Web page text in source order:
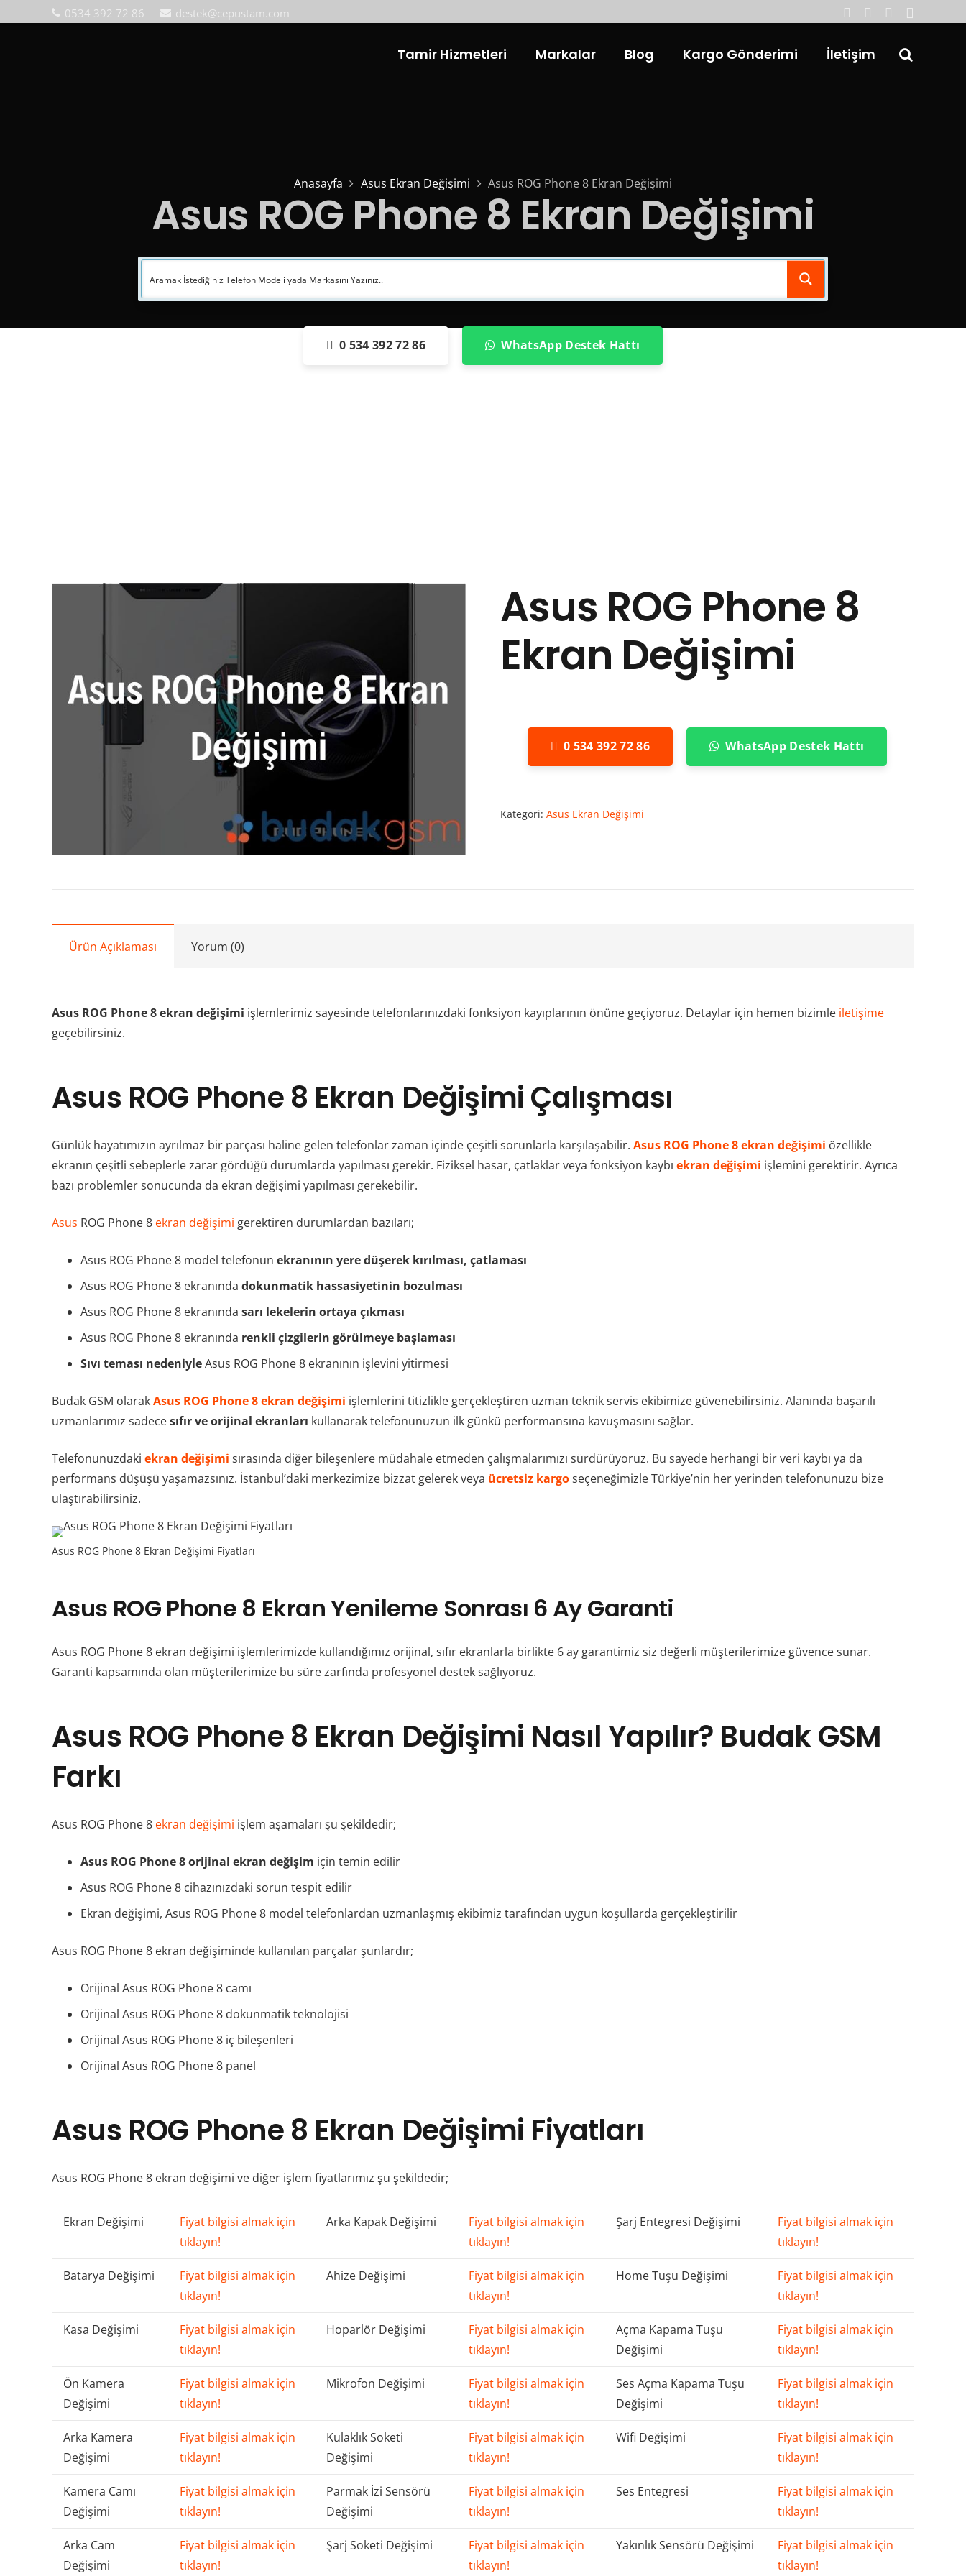
0534 392 72 86 destek@cepustam.com
Tamir Hizmetleri Markalar Blog Kargo Gönderimi İletişim
Anasayfa Asus Ekran Değişimi Asus ROG Phone 8 Ekran Değişimi
Asus ROG Phone 8 Ekran Değişimi
0 534 392 72 86 WhatsApp Destek Hattı
Asus ROG Phone 8
Ekran Değişimi
0 534 392 72 86 WhatsApp Destek Hattı
Kategori: Asus Ekran Değişimi
Ürün Açıklaması Yorum (0)
Asus ROG Phone 8 ekran değişimi işlemlerimiz sayesinde telefonlarınızdaki fonksiyon kayıplarının önüne geçiyoruz. Detaylar için hemen bizimle iletişime
geçebilirsiniz.
Asus ROG Phone 8 Ekran Değişimi Çalışması
Günlük hayatımızın ayrılmaz bir parçası haline gelen telefonlar zaman içinde çeşitli sorunlarla karşılaşabilir. Asus ROG Phone 8 ekran değişimi özellikle
ekranın çeşitli sebeplerle zarar gördüğü durumlarda yapılması gerekir. Fiziksel hasar, çatlaklar veya fonksiyon kaybı ekran değişimi işlemini gerektirir. Ayrıca
bazı problemler sonucunda da ekran değişimi yapılması gerekebilir.
Asus ROG Phone 8 ekran değişimi gerektiren durumlardan bazıları;
Asus ROG Phone 8 model telefonun ekranının yere düşerek kırılması, çatlaması
Asus ROG Phone 8 ekranında dokunmatik hassasiyetinin bozulması
Asus ROG Phone 8 ekranında sarı lekelerin ortaya çıkması
Asus ROG Phone 8 ekranında renkli çizgilerin görülmeye başlaması
Sıvı teması nedeniyleAsus ROG Phone 8 ekranının işlevini yitirmesi
Budak GSM olarakAsus ROG Phone 8 ekran değişimi işlemlerini titizlikle gerçekleştiren uzman teknik servis ekibimize güvenebilirsiniz. Alanında başarılı
uzmanlarımız sadecesıfır ve orijinal ekranları kullanarak telefonunuzun ilk günkü performansına kavuşmasını sağlar.
Telefonunuzdaki ekran değişimi sırasında diğer bileşenlere müdahale etmeden çalışmalarımızı sürdürüyoruz. Bu sayede herhangi bir veri kaybı ya da
performans düşüşü yaşamazsınız. İstanbul’daki merkezimize bizzat gelerek veya ücretsiz kargoseçeneğimizle Türkiye’nin her yerinden telefonunuzu bize
ulaştırabilirsiniz.
Asus ROG Phone 8 Ekran Değişimi Fiyatları
Asus ROG Phone 8 Ekran Yenileme Sonrası 6 Ay Garanti
Asus ROG Phone 8 ekran değişimi işlemlerimizde kullandığımız orijinal, sıfır ekranlarla birlikte 6 ay garantimiz siz değerli müşterilerimize güvence sunar.
Garanti kapsamında olan müşterilerimize bu süre zarfında profesyonel destek sağlıyoruz.
Asus ROG Phone 8 Ekran Değişimi Nasıl Yapılır? Budak GSM
Farkı
Asus ROG Phone 8 ekran değişimi işlem aşamaları şu şekildedir;
Asus ROG Phone 8 orijinal ekran değişim için temin edilir
Asus ROG Phone 8 cihazınızdaki sorun tespit edilir
Ekran değişimi, Asus ROG Phone 8 model telefonlardan uzmanlaşmış ekibimiz tarafından uygun koşullarda gerçekleştirilir
Asus ROG Phone 8 ekran değişiminde kullanılan parçalar şunlardır;
Orijinal Asus ROG Phone 8 camı
Orijinal Asus ROG Phone 8 dokunmatik teknolojisi
Orijinal Asus ROG Phone 8 iç bileşenleri
Orijinal Asus ROG Phone 8 panel
Asus ROG Phone 8 Ekran Değişimi Fiyatları
Asus ROG Phone 8 ekran değişimi ve diğer işlem fiyatlarımız şu şekildedir;
Ekran Değişimi
Fiyat bilgisi almak için
tıklayın!
Arka Kapak Değişimi
Fiyat bilgisi almak için
tıklayın!
Şarj Entegresi Değişimi
Fiyat bilgisi almak için
tıklayın!
Batarya Değişimi
Fiyat bilgisi almak için
tıklayın!
Ahize Değişimi
Fiyat bilgisi almak için
tıklayın!
Home Tuşu Değişimi
Fiyat bilgisi almak için
tıklayın!
Kasa Değişimi
Fiyat bilgisi almak için
tıklayın!
Hoparlör Değişimi
Fiyat bilgisi almak için
tıklayın!
Açma Kapama Tuşu
Değişimi
Fiyat bilgisi almak için
tıklayın!
Ön Kamera
Değişimi
Fiyat bilgisi almak için
tıklayın!
Mikrofon Değişimi
Fiyat bilgisi almak için
tıklayın!
Ses Açma Kapama Tuşu
Değişimi
Fiyat bilgisi almak için
tıklayın!
Arka Kamera
Değişimi
Fiyat bilgisi almak için
tıklayın!
Kulaklık Soketi
Değişimi
Fiyat bilgisi almak için
tıklayın!
Wifi Değişimi
Fiyat bilgisi almak için
tıklayın!
Kamera Camı
Değişimi
Fiyat bilgisi almak için
tıklayın!
Parmak İzi Sensörü
Değişimi
Fiyat bilgisi almak için
tıklayın!
Ses Entegresi
Fiyat bilgisi almak için
tıklayın!
Arka Cam
Değişimi
Fiyat bilgisi almak için
tıklayın!
Şarj Soketi Değişimi
Fiyat bilgisi almak için
tıklayın!
Yakınlık Sensörü Değişimi
Fiyat bilgisi almak için
tıklayın!